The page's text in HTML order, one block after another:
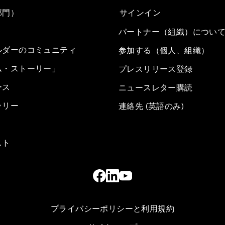
）
ーのコミュニティ
ストーリー」
リー
サインイン
パートナー（組織）につい
参加する（個人、組織）
プレスリリース登録
ニュースレター購読
連絡先 (英語のみ)
プライバシーポリシーと利用規約